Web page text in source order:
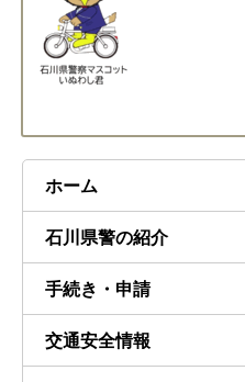
ホーム
石川県警の紹介
手続き・申請
交通安全情報